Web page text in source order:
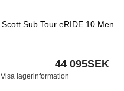
Scott Sub Tour eRIDE 10 Men
44 095SEK
Visa lagerinformation